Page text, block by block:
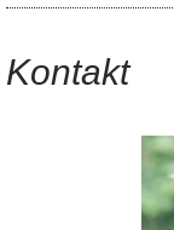
Kontakt